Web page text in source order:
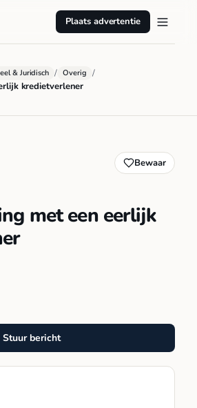
Plaats advertentie
& Juridisch / Overig /
kredietverlener
Bewaar
met een eerlijk
Stuur bericht